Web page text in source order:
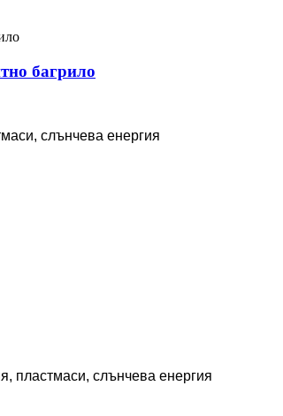
багрило
слънчева енергия
пластмаси, слънчева енергия